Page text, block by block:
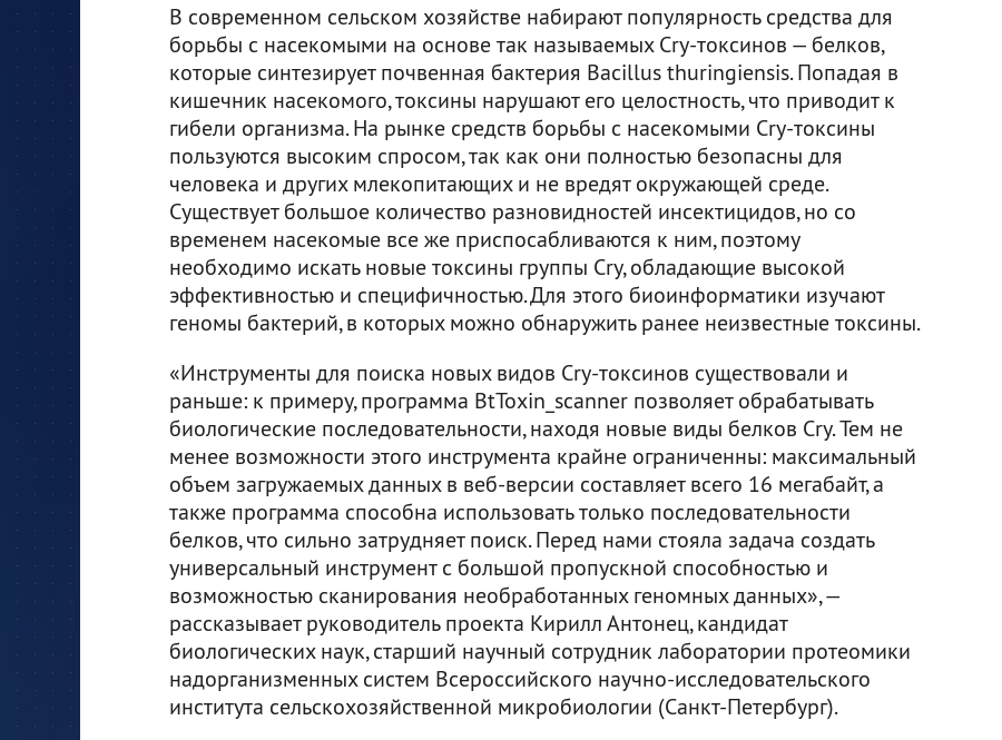
В современном сельском хозяйстве набирают популярность средства для
борьбы с насекомыми на основе так называемых Cry-токсинов — белков,
которые синтезирует почвенная бактерия Bacillus thuringiensis. Попадая в
кишечник насекомого, токсины нарушают его целостность, что приводит к
гибели организма. На рынке средств борьбы с насекомыми Cry-токсины
пользуются высоким спросом, так как они полностью безопасны для
человека и других млекопитающих и не вредят окружающей среде.
Существует большое количество разновидностей инсектицидов, но со
временем насекомые все же приспосабливаются к ним, поэтому
необходимо искать новые токсины группы Cry, обладающие высокой
эффективностью и специфичностью. Для этого биоинформатики изучают
геномы бактерий, в которых можно обнаружить ранее неизвестные токсины.
«Инструменты для поиска новых видов Cry-токсинов существовали и
раньше: к примеру, программа BtToxin_scanner позволяет обрабатывать
биологические последовательности, находя новые виды белков Cry. Тем не
менее возможности этого инструмента крайне ограниченны: максимальный
объем загружаемых данных в веб-версии составляет всего 16 мегабайт, а
также программа способна использовать только последовательности
белков, что сильно затрудняет поиск. Перед нами стояла задача создать
универсальный инструмент с большой пропускной способностью и
возможностью сканирования необработанных геномных данных», —
рассказывает руководитель проекта Кирилл Антонец, кандидат
биологических наук, старший научный сотрудник лаборатории протеомики
надорганизменных систем Всероссийского научно-исследовательского
института сельскохозяйственной микробиологии (Санкт-Петербург).